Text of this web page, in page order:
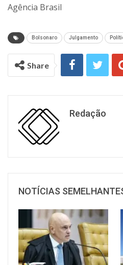
Agência Brasil
Bolsonaro Julgamento
Share
Redação
NOTÍCIAS